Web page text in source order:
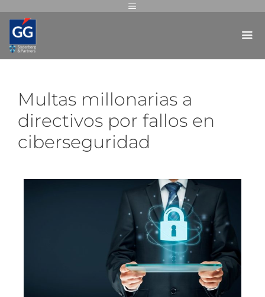
Multas millonarias a
directivos por fallos en
ciberseguridad